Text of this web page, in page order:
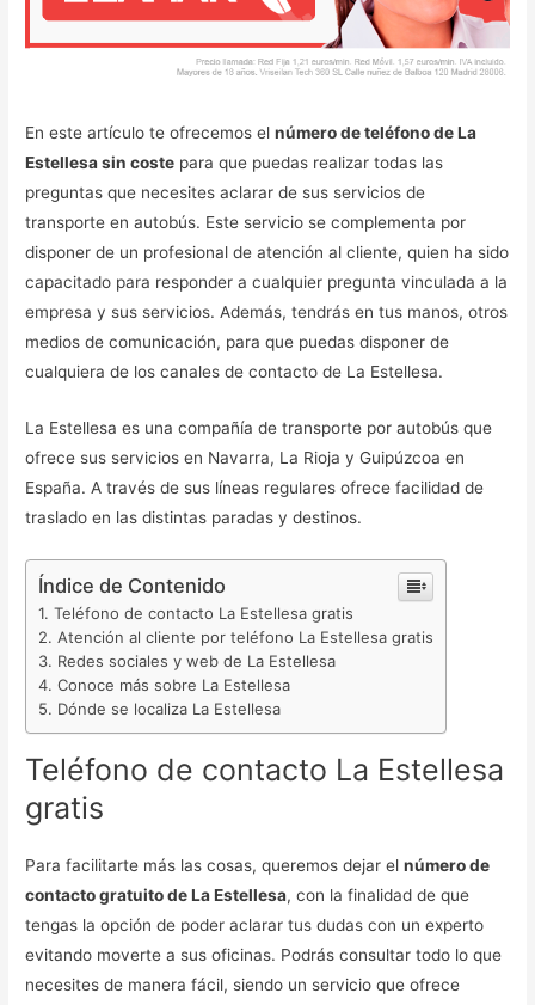
En este artículo te ofrecemos elnúmero de teléfono de La
Estellesa sin coste para que puedas realizar todas las
preguntas que necesites aclarar de sus servicios de
transporte en autobús. Este servicio se complementa por
disponer de un profesional de atención al cliente, quien ha sido
capacitado para responder a cualquier pregunta vinculada a la
empresa y sus servicios. Además, tendrás en tus manos, otros
medios de comunicación, para que puedas disponer de
cualquiera de los canales de contacto de La Estellesa.
La Estellesa es una compañía de transporte por autobús que
ofrece sus servicios en Navarra, La Rioja y Guipúzcoa en
España. A través de sus líneas regulares ofrece facilidad de
traslado en las distintas paradas y destinos.
Índice de Contenido
Teléfono de contacto La Estellesa gratis
Atención al cliente por teléfono La Estellesa gratis
Redes sociales y web de La Estellesa
Conoce más sobre La Estellesa
Dónde se localiza La Estellesa
Teléfono de contacto La Estellesa
gratis
Para facilitarte más las cosas, queremos dejar elnúmero de
contacto gratuito de La Estellesa, con la finalidad de que
tengas la opción de poder aclarar tus dudas con un experto
evitando moverte a sus oficinas. Podrás consultar todo lo que
necesites de manera fácil, siendo un servicio que ofrece